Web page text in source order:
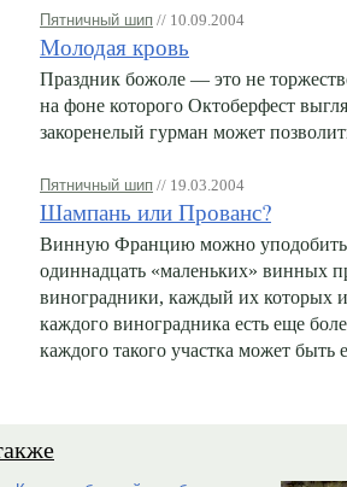
Пятничный шип // 10.09.2004
Молодая кровь
Праздник божоле — это не
на фоне которого Октоберфест
закоренелый гурман может
Пятничный шип // 19.03.2004
Шампань или Прованс?
Винную Францию можно уподобить
одиннадцать «маленьких» винных
виноградники, каждый их которых
каждого виноградника есть еще
каждого такого участка может